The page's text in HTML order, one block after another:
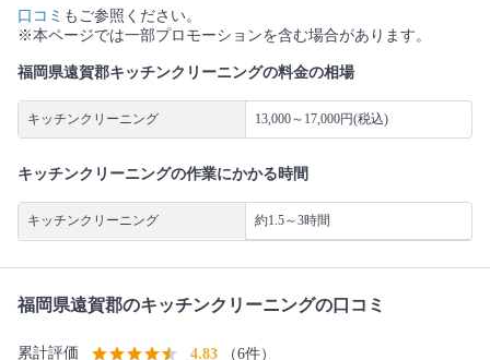
口コミ もご参照ください。
※本ページでは一部プロモーションを含む場合があります。
福岡県遠賀郡キッチンクリーニングの料金の相場
キッチンクリーニング 13,000～17,000円(税込)
キッチンクリーニングの作業にかかる時間
キッチンクリーニング 約1.5～3時間
福岡県遠賀郡のキッチンクリーニングの口コミ
累計評価 4.83 （6件）